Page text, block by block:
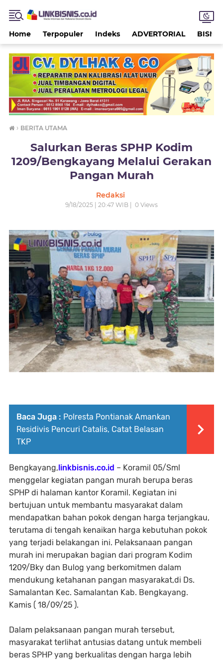
Home Terpopuler Indeks ADVERTORIAL BISNIS
› BERITA UTAMA
Salurkan Beras SPHP Kodim
1209/Bengkayang Melalui Gerakan
Pangan Murah
Redaksi
9/18/2025 | 20:47 WIB | 0 Views
Baca Juga : Polresta Pontianak Amankan
Residivis Pencuri Catalis, Catat Belasan
TKP
Bengkayang, linkbisnis.co.id – Koramil 05/Sml
menggelar kegiatan pangan murah berupa beras
SPHP di halaman kantor Koramil. Kegiatan ini
bertujuan untuk membantu masyarakat dalam
mendapatkan bahan pokok dengan harga terjangkau,
terutama di tengah kenaikan harga kebutuhan pokok
yang terjadi belakangan ini. Pelaksanaan pangan
murah ini merupakan bagian dari program Kodim
1209/Bky dan Bulog yang berkomitmen dalam
mendukung ketahanan pangan masyarakat,di Ds.
Samalantan Kec. Samalantan Kab. Bengkayang.
Kamis ( 18/09/25 ).
Dalam pelaksanaan pangan murah tersebut,
masyarakat terlihat antusias datang untuk membeli
beras SPHP yang berkualitas dengan harga lebih